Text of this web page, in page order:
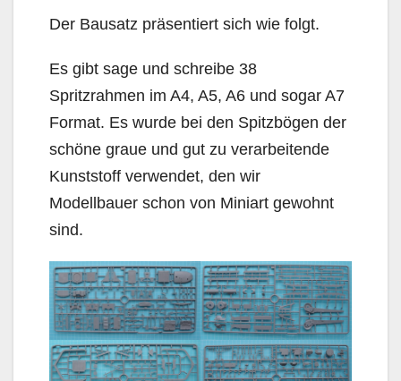
Der Bausatz präsentiert sich wie folgt.
Es gibt sage und schreibe 38
Spritzrahmen im A4, A5, A6 und sogar A7
Format. Es wurde bei den Spitzbögen der
schöne graue und gut zu verarbeitende
Kunststoff verwendet, den wir
Modellbauer schon von Miniart gewohnt
sind.